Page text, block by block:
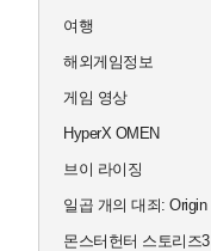
여행
해외게임정보
게임 영상
HyperX OMEN
브이 라이징
일곱 개의 대죄: Origin
몬스터헌터 스토리즈3